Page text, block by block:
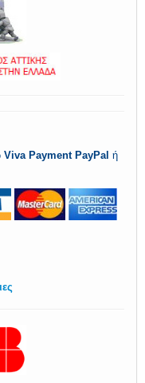
Viva Payment PayPal ή